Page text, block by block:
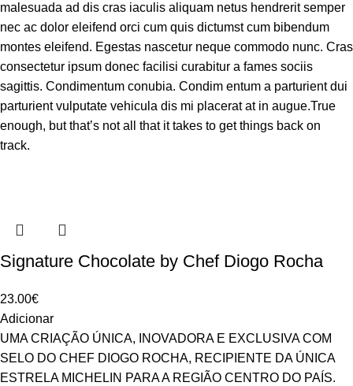
malesuada ad dis cras iaculis aliquam netus hendrerit semper
nec ac dolor eleifend orci cum quis dictumst cum bibendum
montes eleifend. Egestas nascetur neque commodo nunc. Cras
consectetur ipsum donec facilisi curabitur a fames sociis
sagittis. Condimentum conubia. Condim entum a parturient dui
parturient vulputate vehicula dis mi placerat at in augue.True
enough, but that’s not all that it takes to get things back on
track.
Signature Chocolate by Chef Diogo Rocha
23.00€
Adicionar
UMA CRIAÇÃO ÚNICA, INOVADORA E EXCLUSIVA COM
SELO DO CHEF DIOGO ROCHA, RECIPIENTE DA ÚNICA
ESTRELA MICHELIN PARA A REGIÃO CENTRO DO PAÍS.